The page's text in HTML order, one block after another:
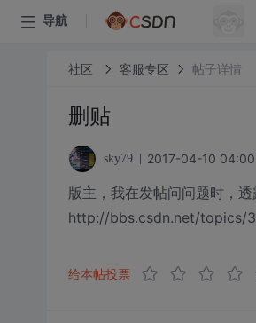
导航
社区 客服专区 帖子详情
删贴
sky79 2017-04-10
版主，我在发帖问问题时，
http://bbs.csdn.net/topics/
给本帖投票